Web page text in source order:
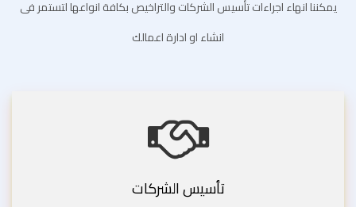
يمكننا انهاء اجراءات تأسيس الشركات والتراخيص بكافة انواعها لتستمر فى
انشاء او ادارة اعمالك
تأسيس الشركات